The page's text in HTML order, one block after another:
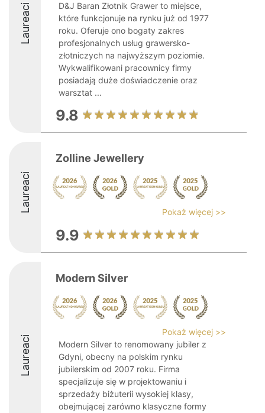
Laureaci
D&J Baran Złotnik Grawer to miejsce,
które funkcjonuje na rynku już od 1977
roku. Oferuje ono bogaty zakres
profesjonalnych usług grawersko-
złotniczych na najwyższym poziomie.
Wykwalifikowani pracownicy firmy
posiadają duże doświadczenie oraz
warsztat ...
9.8
Laureaci
Zolline Jewellery
Pokaż więcej >>
9.9
Laureaci
Modern Silver
Pokaż więcej >>
Modern Silver to renomowany jubiler z
Gdyni, obecny na polskim rynku
jubilerskim od 2007 roku. Firma
specjalizuje się w projektowaniu i
sprzedaży biżuterii wysokiej klasy,
obejmującej zarówno klasyczne formy